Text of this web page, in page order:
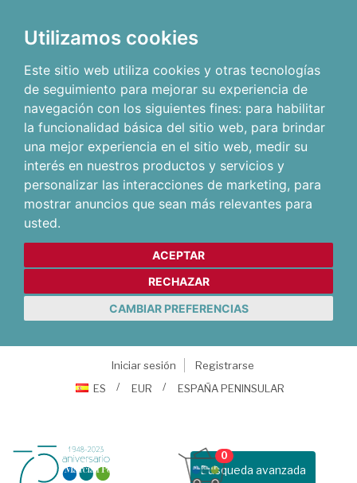
Utilizamos cookies
Este sitio web utiliza cookies y otras tecnologías
de seguimiento para mejorar su experiencia de
navegación con los siguientes fines: para habilitar
la funcionalidad básica del sitio web, para brindar
una mejor experiencia en el sitio web, medir su
interés en nuestros productos y servicios y
personalizar las interacciones de marketing, para
mostrar anuncios que sean más relevantes para
usted.
ACEPTAR
RECHAZAR
CAMBIAR PREFERENCIAS
Iniciar sesión
Registrarse
ES
EUR ESPAÑA PENINSULAR
Busqueda avanzada
0